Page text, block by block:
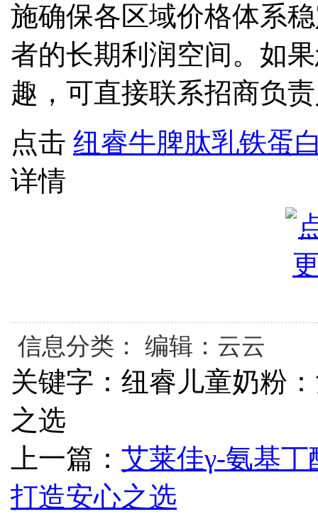
施确保各区域价格体系
者的长期利润空间。如
趣，可直接联系招商负
点击 纽睿牛脾肽乳铁蛋
详情
信息分类： 编辑：云云
关键字：纽睿儿童奶粉
之选
上一篇： 艾莱佳γ-氨基
打造安心之选